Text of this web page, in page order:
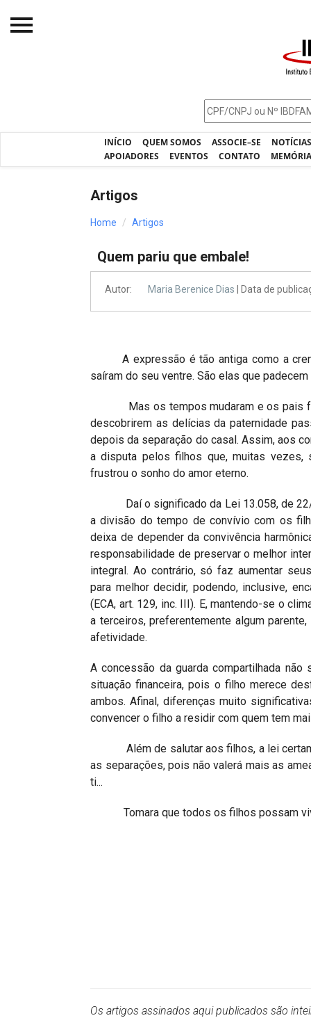
INÍCIO QUEM SOMOS ASSOCIE–SE
APOIADORES
EVENTOS CONTATO
Processos - IBDFAM
Encontre um Escritório
Artigos
Home Artigos
Quem pariu que embale!
Autor: Maria Berenice Dias | Data de
A expressão é tão antiga como a
saíram do seu ventre. São elas que
Mas os tempos mudaram e os pais
descobrirem as delícias da paternidade
depois da separação do casal. Assim, aos
a disputa pelos filhos que, muitas vezes,
frustrou o sonho do amor eterno.
Daí o significado da Lei 13.058, de 22/
a divisão do tempo de convívio com os
deixa de depender da convivência
responsabilidade de preservar o melhor
integral. Ao contrário, só faz aumentar
para melhor decidir, podendo, inclusive,
(ECA, art. 129, inc. III). E, mantendo-se o
a terceiros, preferentemente algum
afetividade.
A concessão da guarda compartilhada
situação financeira, pois o filho merece
ambos. Afinal, diferenças muito
convencer o filho a residir com quem tem
Além de salutar aos filhos, a lei
as separações, pois não valerá mais as
ti...
Tomara que todos os filhos possam
Os artigos assinados aqui publicados são